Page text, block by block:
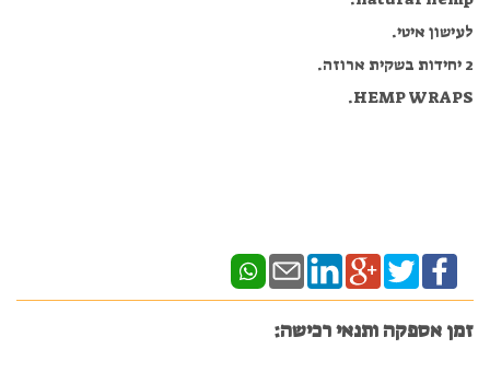
לעישון איטי.
2 יחידות בשקית ארוזה.
HEMP WRAPS.
זמן אספקה ותנאי רכישה: